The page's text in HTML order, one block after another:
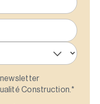
Construction.*